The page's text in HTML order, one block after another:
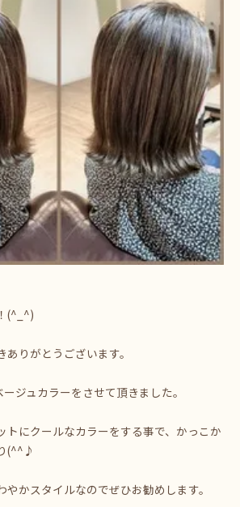
(^_^)
りがとうございます。
ジュカラーをさせて頂きました。
トにクールなカラーをする事で、かっこか
(^^♪
かスタイルなのでぜひお勧めします。